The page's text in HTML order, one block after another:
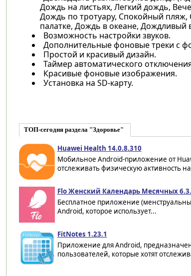
Дождь на листьях, Легкий дождь,
Дождь по тротуару, Спокойный
палатке, Дождь в океане, Дождливый
Возможность настройки звуков.
Дополнительные фоновые треки с
Простой и красивый дизайн.
Таймер автоматического
Красивые фоновые изображения.
Установка на SD-карту.
ТОП-сегодня раздела "Здоровье"
Huawei Health 14.0.8.310
Мобильное Android-приложение от
отслеживать физическую активность
Flo Женский Календарь Месячных
Бесплатное приложение
Android, которое использует...
FitNotes 1.23.1
Приложение для Android,
пользователей, которые хотят